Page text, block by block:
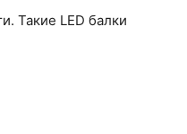
Такие LED балки